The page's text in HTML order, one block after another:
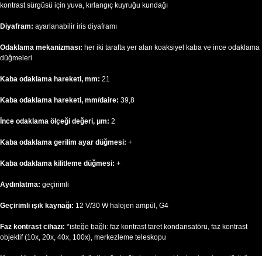
kontrast sürgüsü için yuva, kırlangıç kuyruğu kundağı
Diyafram: ayarlanabilir iris diyaframı
Odaklama mekanizması: her iki tarafta yer alan koaksiyel kaba ve ince odaklama
düğmeleri
Kaba odaklama hareketi, mm: 21
Kaba odaklama hareketi, mm/daire: 39,8
İnce odaklama ölçeği değeri, μm: 2
Kaba odaklama gerilim ayar düğmesi: +
Kaba odaklama kilitleme düğmesi: +
Aydınlatma: geçirimli
Geçirimli ışık kaynağı: 12 V/30 W halojen ampül, G4
Faz kontrast cihazı: *isteğe bağlı: faz kontrast taret kondansatörü, faz kontrast
objektif (10x, 20x, 40x, 100x), merkezleme teleskopu